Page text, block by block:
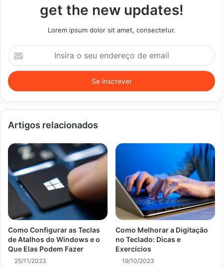
get the new updates!
Lorem ipsum dolor sit amet, consectetur.
Insira
o
seu
endereço
de
email
Artigos relacionados
Como Configurar as Teclas
de Atalhos do Windows e o
Que Elas Podem Fazer
25/11/2023
Como Melhorar a Digitação
no Teclado: Dicas e
Exercícios
19/10/2023